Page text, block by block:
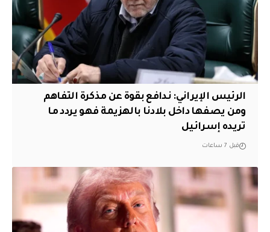
الرئيس الإيراني: ندافع بقوة عن مذكرة التفاهم
ومن يصفها داخل بلادنا بالهزيمة فهو يردد ما
تريده إسرائيل
قبل 7 ساعات